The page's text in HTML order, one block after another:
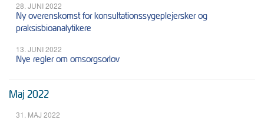
28. JUNI 2022
Ny overenskomst for konsultationssygeplejersker og
praksisbioanalytikere
13. JUNI 2022
Nye regler om omsorgsorlov
Maj 2022
31. MAJ 2022